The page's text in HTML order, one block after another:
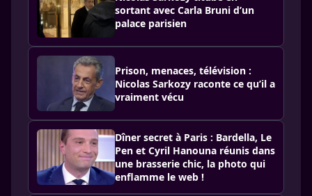
sortant avec Carla Bruni d’un
palace parisien
Prison, menaces, télévision :
Nicolas Sarkozy raconte ce qu’il a
vraiment vécu
Dîner secret à Paris : Bardella, Le
Pen et Cyril Hanouna réunis dans
une brasserie chic, la photo qui
enflamme le web !